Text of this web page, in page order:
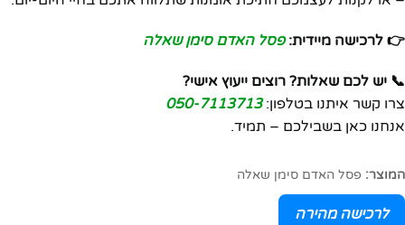
👉 לרכישה מיידית: פסל האדם סימן שאלה
📞 יש לכם שאלות? רוצים ייעוץ אישי?
צרו קשר איתנו בטלפון:050-7113713
אנחנו כאן בשבילכם – תמיד.
המוצר: פסל האדם סימן שאלה
לרכישה מהירה